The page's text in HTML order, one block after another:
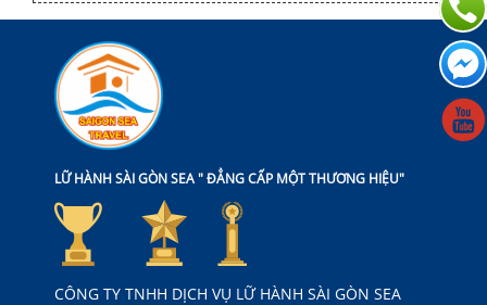
LỮ HÀNH SÀI GÒN SEA " ĐẲNG CẤP MỘT THƯƠNG HIỆU"
CÔNG TY TNHH DỊCH VỤ LỮ HÀNH SÀI GÒN SEA